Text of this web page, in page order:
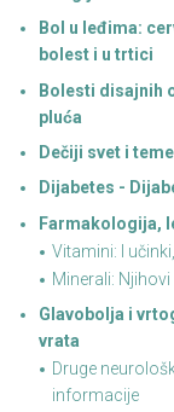
Bol u leđima:
bolest i u trtici
Bolesti disajnih
pluća
Dečiji svet i
Dijabetes -
Farmakologija,
Vitamini: I
Minerali:
Glavobolja i
vrata
Druge
informacije